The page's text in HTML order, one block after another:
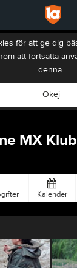
för att ge dig
att fortsätta
denna.
Okej
MX
Kalender